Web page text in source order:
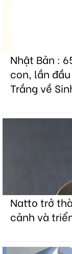
Nhật Bản :
con, lần
Trắng về
Natto trở
cảnh và